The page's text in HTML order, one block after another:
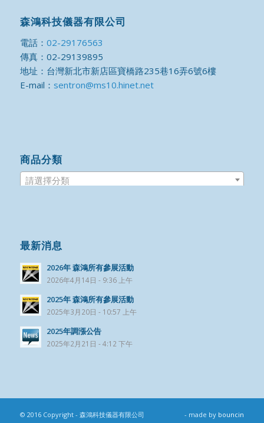
森鴻科技儀器有限公司
電話： 02-29176563
傳真：02-29139895
地址：台灣新北市新店區寶橋路235巷16弄6號6樓
E-mail： sentron@ms10.hinet.net
商品分類
請選擇分類
最新消息
2026年 森鴻所有參展活動
2026年4月14日 - 9:36 上午
2025年 森鴻所有參展活動
2025年3月20日 - 10:57 上午
2025年調漲公告
2025年2月21日 - 4:12 下午
© 2016 Copyright - 森鴻科技儀器有限公司 - made by bouncin